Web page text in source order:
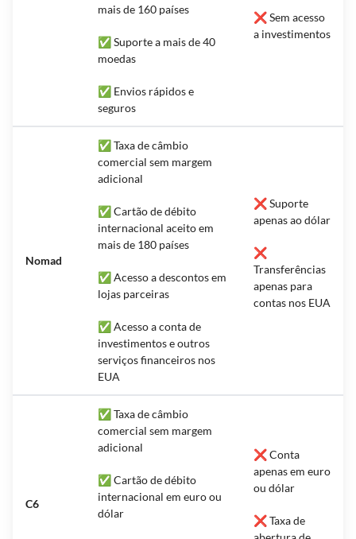
mais de 160 países
✅ Suporte a mais de 40
moedas
✅ Envios rápidos e
seguros
❌ Sem acesso
a investimentos
Nomad
✅ Taxa de câmbio
comercial sem margem
adicional
✅ Cartão de débito
internacional aceito em
mais de 180 países
✅ Acesso a descontos em
lojas parceiras
✅ Acesso a conta de
investimentos e outros
serviços financeiros nos
EUA
❌ Suporte
apenas ao dólar
❌
Transferências
apenas para
contas nos EUA
C6
✅ Taxa de câmbio
comercial sem margem
adicional
✅ Cartão de débito
internacional em euro ou
dólar
❌ Conta
apenas em euro
ou dólar
❌ Taxa de